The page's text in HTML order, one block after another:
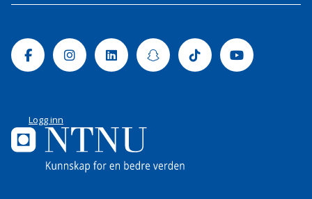
FacebookInstagramLinkedinSnapchatTiktok Youtube
Logg inn